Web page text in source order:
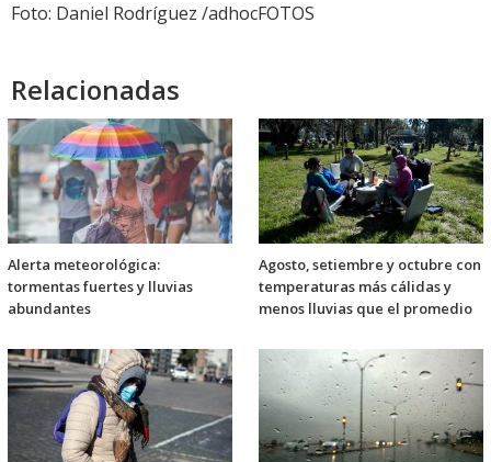
Foto: Daniel Rodríguez /adhocFOTOS
Relacionadas
Alerta meteorológica:
tormentas fuertes y lluvias
abundantes
Agosto, setiembre y octubre con
temperaturas más cálidas y
menos lluvias que el promedio